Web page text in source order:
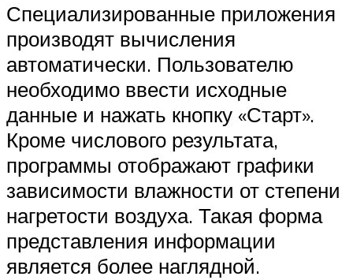
Специализированные приложения
производят вычисления
автоматически. Пользователю
необходимо ввести исходные
данные и нажать кнопку «Старт».
Кроме числового результата,
программы отображают графики
зависимости влажности от степени
нагретости воздуха. Такая форма
представления информации
является более наглядной.